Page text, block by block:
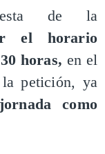
de la
el horario
horas, en el
la petición, ya
como